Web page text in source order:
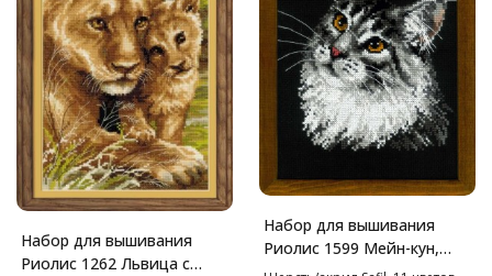
Набор для вышивания
Риолис 1262 Львица с
Набор для вышивания
Риолис 1599 Мейн-кун,
21*30 см